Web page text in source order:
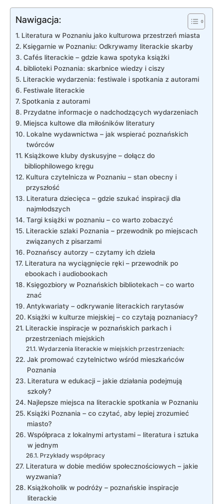
Nawigacja:
Literatura w Poznaniu jako kulturowa przestrzeń miasta
Księgarnie w Poznaniu: Odkrywamy literackie skarby
Cafés literackie – gdzie kawa spotyka książki
biblioteki Poznania: skarbnice wiedzy i ciszy
Literackie wydarzenia: festiwale i spotkania z autorami
Festiwale literackie
Spotkania z autorami
Przydatne informacje o nadchodzących wydarzeniach
Miejsca kultowe dla miłośników literatury
Lokalne wydawnictwa – jak wspierać poznańskich
twórców
Książkowe kluby dyskusyjne – dołącz do
bibliophilowego kręgu
Kultura czytelnicza w Poznaniu – stan obecny i
przyszłość
Literatura dziecięca – gdzie szukać inspiracji dla
najmłodszych
Targi książki w poznaniu – co warto zobaczyć
Literackie szlaki Poznania – przewodnik po miejscach
związanych z pisarzami
Poznańscy autorzy – czytamy ich dzieła
Literatura na wyciągnięcie ręki – przewodnik po
ebookach i audiobookach
Księgozbiory w Poznańskich bibliotekach – co warto
znać
Antykwariaty – odkrywanie literackich rarytasów
Książki w kulturze miejskiej – co czytają poznaniacy?
Literackie inspiracje w poznańskich parkach i
przestrzeniach miejskich
Wydarzenia literackie w miejskich przestrzeniach:
Jak promować czytelnictwo wśród mieszkańców
Poznania
Literatura w edukacji – jakie działania podejmują
szkoły?
Najlepsze miejsca na literackie spotkania w Poznaniu
Książki Poznania – co czytać, aby lepiej zrozumieć
miasto?
Współpraca z lokalnymi artystami – literatura i sztuka
w jednym
Przykłady współpracy
Literatura w dobie mediów społecznościowych – jakie
wyzwania?
Książkoholik w podróży – poznańskie inspiracje
literackie